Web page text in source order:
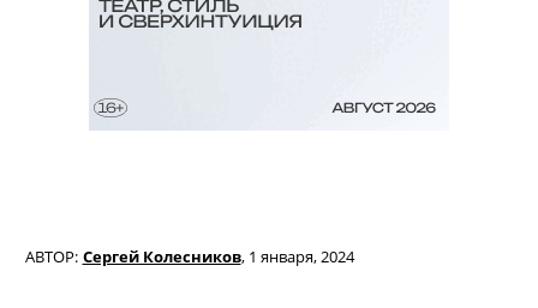
АВТОР: Сергей Колесников, 1 января, 2024